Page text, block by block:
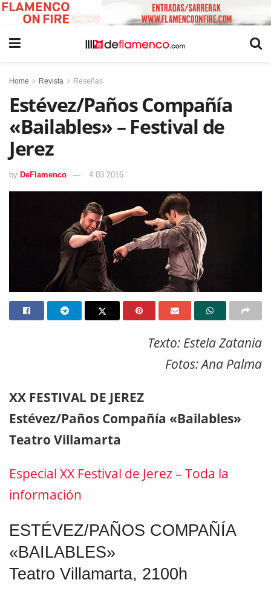
Home Revista Reseñas
Estévez/Paños Compañía
«Bailables» – Festival de
Jerez
by DeFlamenco 4 03 2016
Texto: Estela Zatania
Fotos: Ana Palma
XX FESTIVAL DE JEREZ
Estévez/Paños Compañía «Bailables»
Teatro Villamarta
Especial XX Festival de Jerez – Toda la
información
ESTÉVEZ/PAÑOS COMPAÑÍA
«BAILABLES»
Teatro Villamarta, 2100h